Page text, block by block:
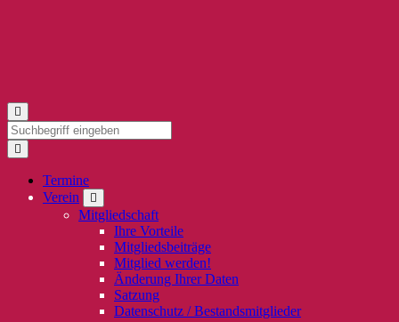
Termine
Verein
Mitgliedschaft
Ihre Vorteile
Mitgliedsbeiträge
Mitglied werden!
Änderung Ihrer Daten
Satzung
Datenschutz / Bestandsmitglieder